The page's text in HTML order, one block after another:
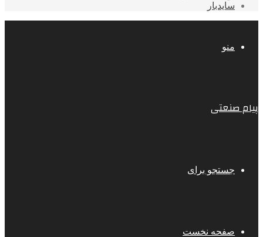
سایدبار
منو
پیام صنعتی
جستجو برای
صفحه نخست